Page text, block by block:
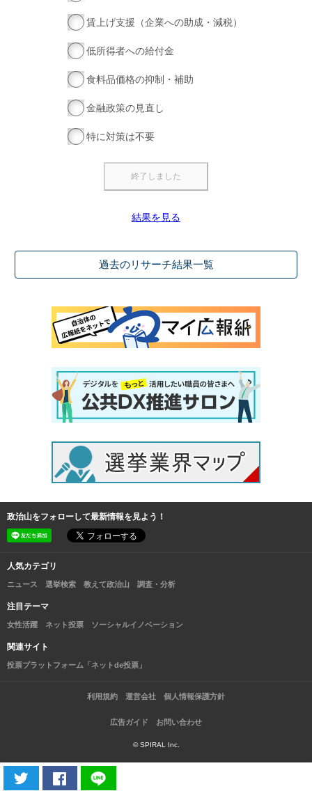
賃上げ支援（企業への助成・減税）
低所得者への給付金
食料品価格の抑制・補助
金融政策の見直し
特に対策は不要
結果を見る
過去のリサーチ結果一覧
政治山をフォローして最新情報を見よう！
人気カテゴリ
ニュース 選挙検索 教えて政治山 調査・分析
注目テーマ
女性活躍 ネット投票 ソーシャルイノベーション
関連サイト
投票プラットフォーム「ネットde投票」
利用規約 運営会社 個人情報保護方針
広告ガイド お問い合わせ
© SPIRAL Inc.